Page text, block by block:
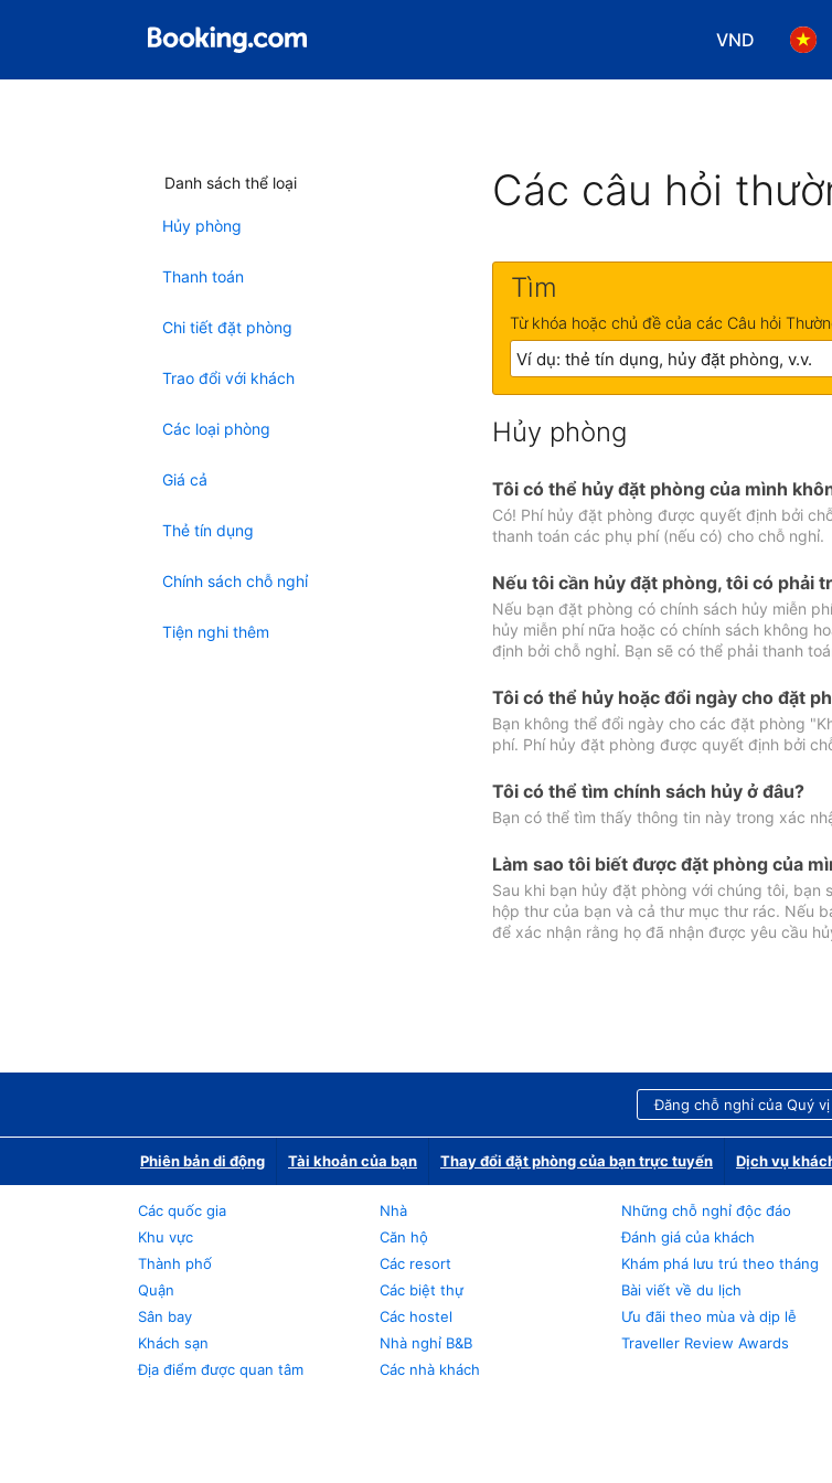
VND
Chọn loại
Danh sách thể loại
Hủy phòng
Thanh toán
Chi tiết đặt phòng
Trao đổi với khách
Các loại phòng
Giá cả
Thẻ tín dụng
Chính sách chỗ nghỉ
Tiện nghi thêm
Các câu hỏi
Tìm
Từ khóa hoặc chủ đề của các Câu hỏi
Hủy phòng
Tôi có thể hủy đặt phòng của mình
Có! Phí hủy đặt phòng được quyết định bởi
thanh toán các phụ phí (nếu có) cho chỗ nghỉ.
Nếu tôi cần hủy đặt phòng, tôi có phải
Nếu bạn đặt phòng có chính sách hủy miễn
hủy miễn phí nữa hoặc có chính sách không
định bởi chỗ nghỉ. Bạn sẽ có thể phải thanh
Tôi có thể hủy hoặc đổi ngày cho đặt
Bạn không thể đổi ngày cho các đặt phòng
phí. Phí hủy đặt phòng được quyết định bởi
Tôi có thể tìm chính sách hủy ở đâu?
Bạn có thể tìm thấy thông tin này trong xác
Làm sao tôi biết được đặt phòng của
Sau khi bạn hủy đặt phòng với chúng tôi, bạn
hộp thư của bạn và cả thư mục thư rác. Nếu
để xác nhận rằng họ đã nhận được yêu cầu
Đăng chỗ nghỉ của Quý vị
Phiên bản di động Tài khoản của bạn Thay đổi đặt phòng của bạn trực tuyến Dịch vụ
Các quốc gia
Khu vực
Thành phố
Quận
Sân bay
Khách sạn
Địa điểm được quan tâm
Nhà
Căn hộ
Các resort
Các biệt thự
Các hostel
Nhà nghỉ B&B
Các nhà khách
Những chỗ nghỉ độc đáo
Đánh giá của khách
Khám phá lưu trú theo tháng
Bài viết về du lịch
Ưu đãi theo mùa và dịp lễ
Traveller Review Awards